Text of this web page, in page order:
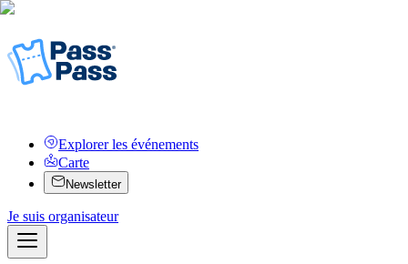
Explorer les événements
Carte
Newsletter
Je suis organisateur